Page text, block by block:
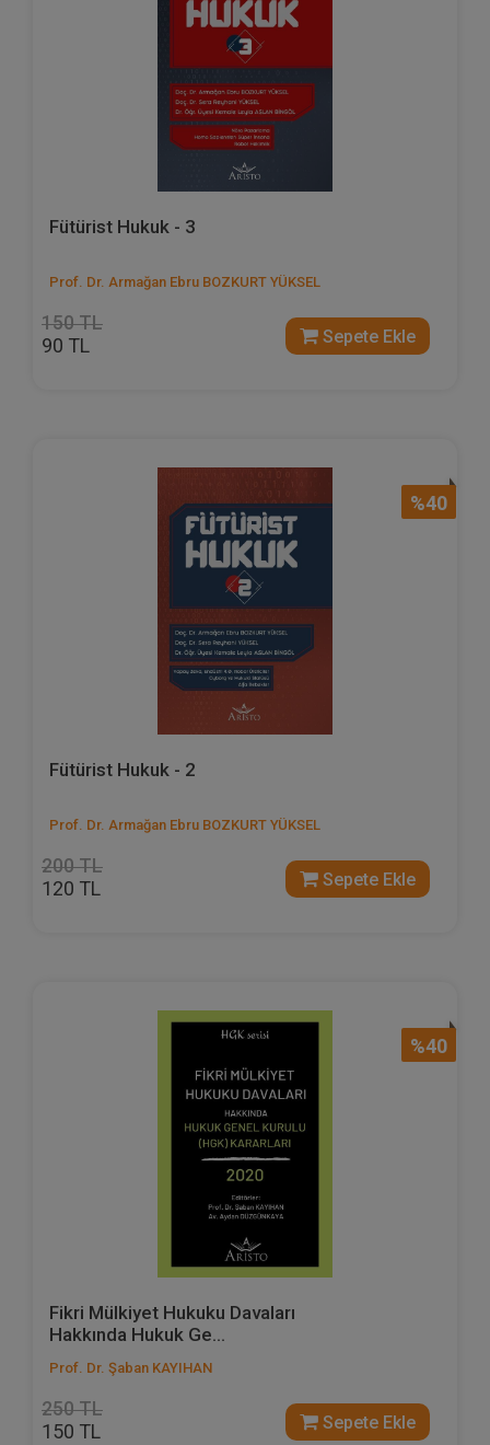
Fütürist Hukuk - 3
Prof. Dr. Armağan Ebru BOZKURT YÜKSEL
150 TL
90 TL Sepete Ekle
%40
Fütürist Hukuk - 2
Prof. Dr. Armağan Ebru BOZKURT YÜKSEL
200 TL
120 TL Sepete Ekle
%40
Fikri Mülkiyet Hukuku Davaları
Hakkında Hukuk Ge...
Prof. Dr. Şaban KAYIHAN
250 TL
150 TL Sepete Ekle